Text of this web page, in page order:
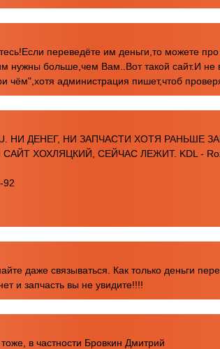
переведёте им деньги,то можете
нужны больше,чем Вам..Вот такой сайт.И не
чём",хотя администрация пишет,чтоб
НИ ДЕНЕГ, НИ ЗАПЧАСТИ ХОТЯ РАНЬШЕ
ХОХЛЯЦКИЙ, СЕЙЧАС ЛЕЖИТ. KDL -
92
даже связываться. Как только деньги
и запчасть вы не увидите!!!!
в частности Бровкин Дмитрий